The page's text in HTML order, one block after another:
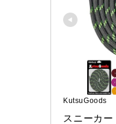
KutsuGoods
スニーカ